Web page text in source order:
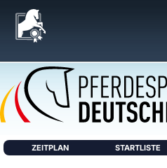
ZEITPLAN STARTLISTE